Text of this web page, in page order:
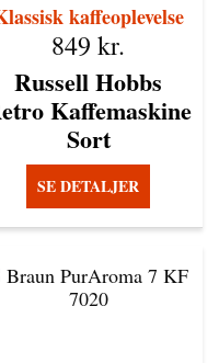
kaffeoplevelse
Russell Hobbs
Kaffemaskine
Sort
849 kr.
SE DETALJER